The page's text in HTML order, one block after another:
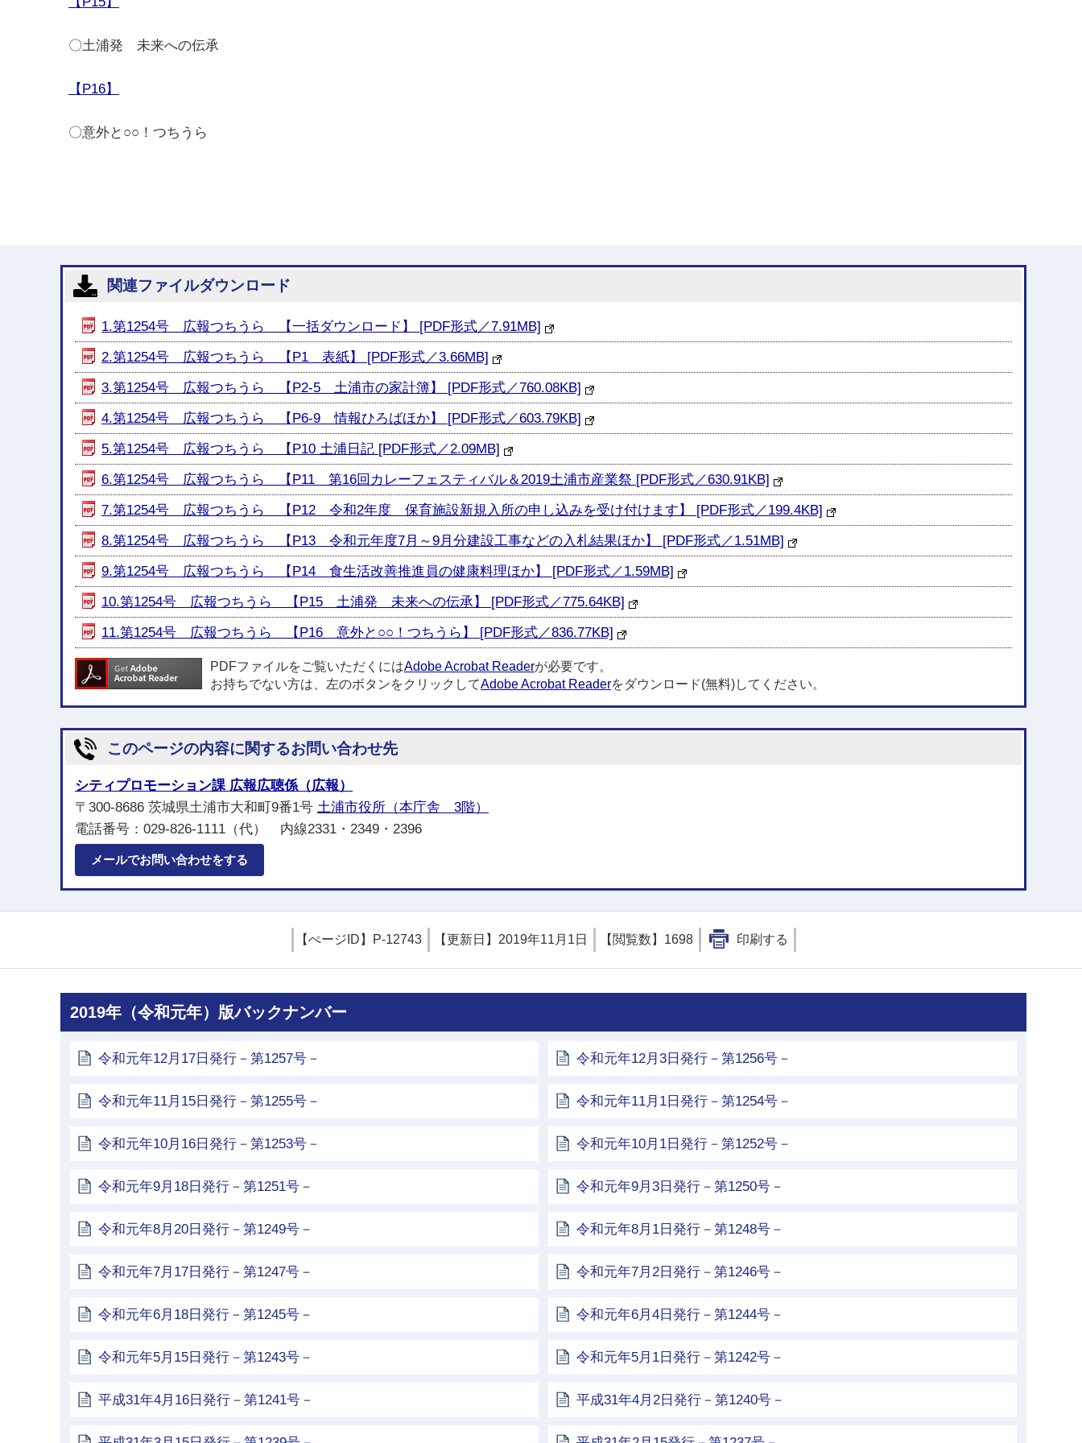
〇土浦発 未来への伝承
【P16】
〇意外と○○！つちうら
関連ファイルダウンロード
1.第1254号 広報つちうら 【一括ダウンロード】 [PDF形式／7.91MB]
2.第1254号 広報つちうら 【P1 表紙】 [PDF形式／3.66MB]
3.第1254号 広報つちうら 【P2-5 土浦市の家計簿】 [PDF形式／760.08KB]
4.第1254号 広報つちうら 【P6-9 情報ひろばほか】 [PDF形式／603.79KB]
5.第1254号 広報つちうら 【P10 土浦日記 [PDF形式／2.09MB]
6.第1254号 広報つちうら 【P11 第16回カレーフェスティバル＆2019土浦市産業祭 [PDF形式／630.91KB]
7.第1254号 広報つちうら 【P12 令和2年度 保育施設新規入所の申し込みを受け付けます】 [PDF形式／199.4KB]
8.第1254号 広報つちうら 【P13 令和元年度7月～9月分建設工事などの入札結果ほか】 [PDF形式／1.51MB]
9.第1254号 広報つちうら 【P14 食生活改善推進員の健康料理ほか】 [PDF形式／1.59MB]
10.第1254号 広報つちうら 【P15 土浦発 未来への伝承】 [PDF形式／775.64KB]
11.第1254号 広報つちうら 【P16 意外と○○！つちうら】 [PDF形式／836.77KB]
PDFファイルをご覧いただくにはAdobe Acrobat Readerが必要です。
お持ちでない方は、左のボタンをクリックしてAdobe Acrobat Readerをダウンロード(無料)してください。
このページの内容に関するお問い合わせ先
シティプロモーション課 広報広聴係（広報）
〒300-8686 茨城県土浦市大和町9番1号 土浦市役所（本庁舎 3階）
電話番号：029-826-1111（代） 内線2331・2349・2396
メールでお問い合わせをする
【ぺージID】 P-12743 【更新日】 2019年11月1日 【閲覧数】 1698 印刷する
2019年（令和元年）版バックナンバー
令和元年12月17日発行－第1257号－ 令和元年12月3日発行－第1256号－
令和元年11月15日発行－第1255号－ 令和元年11月1日発行－第1254号－
令和元年10月16日発行－第1253号－ 令和元年10月1日発行－第1252号－
令和元年9月18日発行－第1251号－ 令和元年9月3日発行－第1250号－
令和元年8月20日発行－第1249号－ 令和元年8月1日発行－第1248号－
令和元年7月17日発行－第1247号－ 令和元年7月2日発行－第1246号－
令和元年6月18日発行－第1245号－ 令和元年6月4日発行－第1244号－
令和元年5月15日発行－第1243号－ 令和元年5月1日発行－第1242号－
平成31年4月16日発行－第1241号－ 平成31年4月2日発行－第1240号－